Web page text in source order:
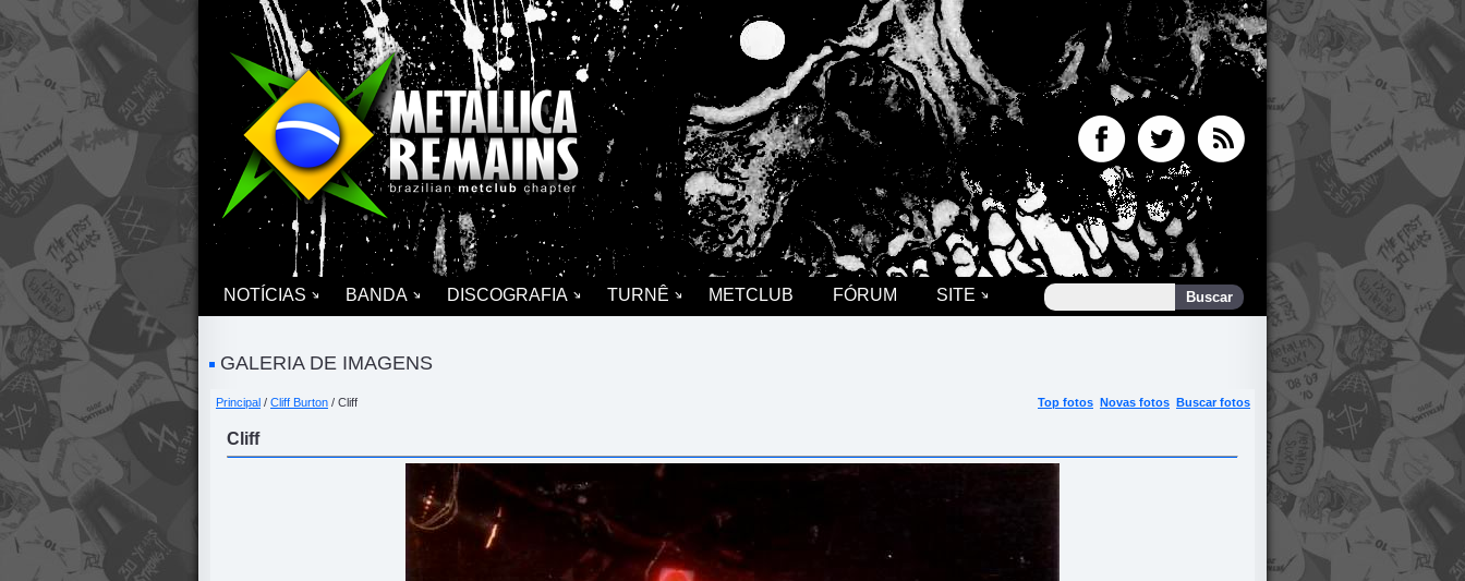
NOTÍCIAS BANDA DISCOGRAFIA TURNÊ METCLUB FÓRUM SITE
GALERIA DE IMAGENS
Principal / Cliff Burton / Cliff Top fotos Novas fotos Buscar fotos
Cliff